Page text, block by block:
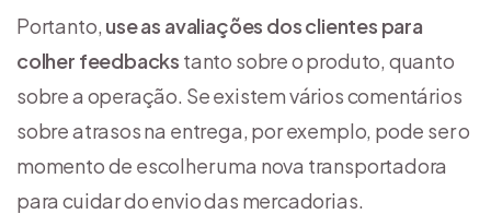
Portanto, use as avaliações dos clientes para
colher feedbacks tanto sobre o produto, quanto
sobre a operação. Se existem vários comentários
sobre atrasos na entrega, por exemplo, pode ser o
momento de escolher uma nova transportadora
para cuidar do envio das mercadorias.